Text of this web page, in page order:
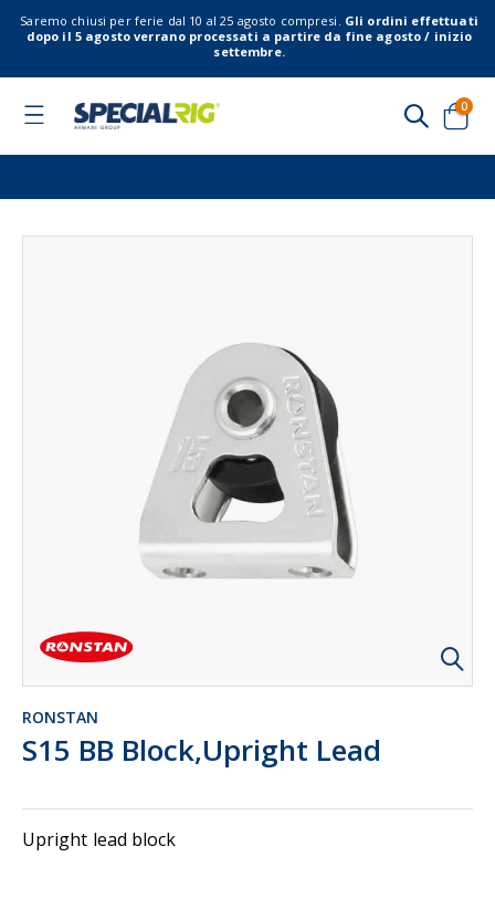
Saremo chiusi per ferie dal 10 al 25 agosto compresi. Gli ordini effettuati
dopo il 5 agosto verrano processati a partire da fine agosto / inizio
settembre.
Toggle
Cart
0
RONSTAN
S15 BB Block,Upright Lead
Upright lead block